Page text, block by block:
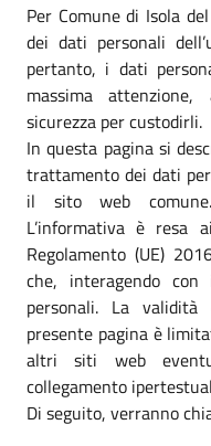
Per Comune di Isola
dei dati personali
pertanto, i dati
massima
sicurezza per custodirli.
In questa pagina si
trattamento dei dati
il sito web
L’informativa è
Regolamento (UE)
che, interagendo
personali. La validità
presente pagina è
altri siti web
collegamento
Di seguito, verranno